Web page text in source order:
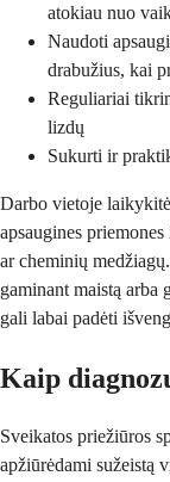
atokiau nuo
Naudoti
drabužius, kai
Reguliariai
lizdų
Sukurti ir
Darbo vietoje
apsaugines
ar cheminių
gaminant maistą arba
gali labai padėti
Kaip
Sveikatos priežiūros
apžiūrėdami sužeistą